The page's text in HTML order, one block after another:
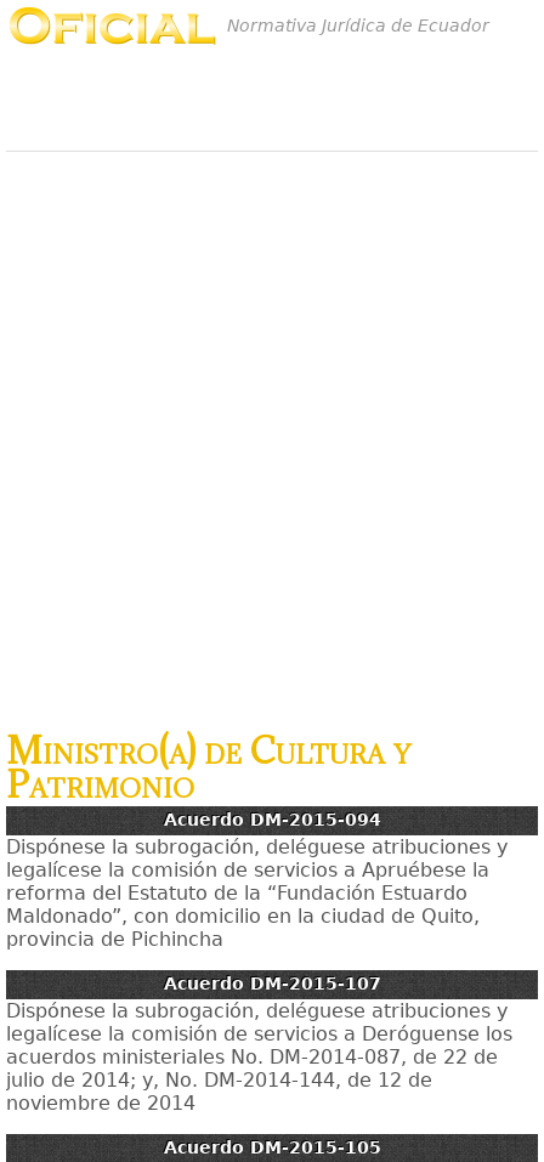
Normativa Jurídica de Ecuador
Ministro(a) de Cultura y
Patrimonio
Acuerdo DM-2015-094
Dispónese la subrogación, deléguese atribuciones y
legalícese la comisión de servicios a Apruébese la
reforma del Estatuto de la “Fundación Estuardo
Maldonado”, con domicilio en la ciudad de Quito,
provincia de Pichincha
Acuerdo DM-2015-107
Dispónese la subrogación, deléguese atribuciones y
legalícese la comisión de servicios a Deróguense los
acuerdos ministeriales No. DM-2014-087, de 22 de
julio de 2014; y, No. DM-2014-144, de 12 de
noviembre de 2014
Acuerdo DM-2015-105